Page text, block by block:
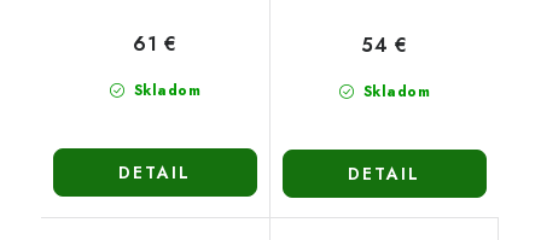
Skladom
61 €
DETAIL
Skladom
54 €
DETAIL